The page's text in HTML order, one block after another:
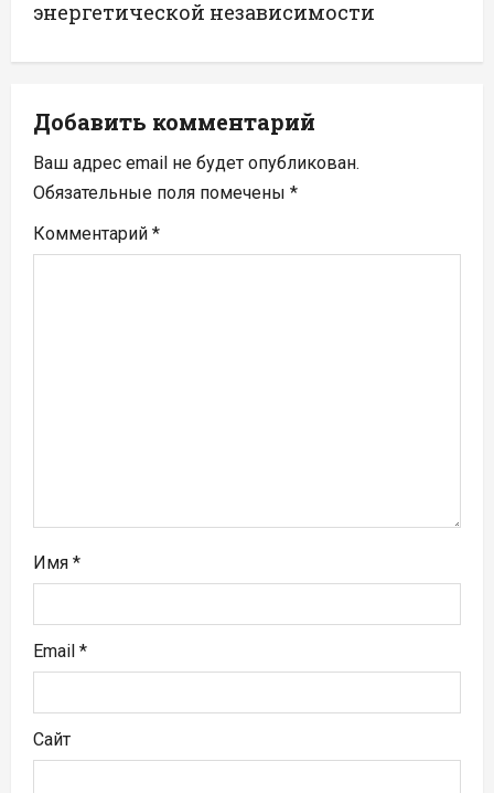
а
и
я
п
я
энергетической независимости
Добавить комментарий
Ваш адрес email не будет опубликован.
Обязательные поля помечены *
Комментарий *
Имя *
Email *
Сайт